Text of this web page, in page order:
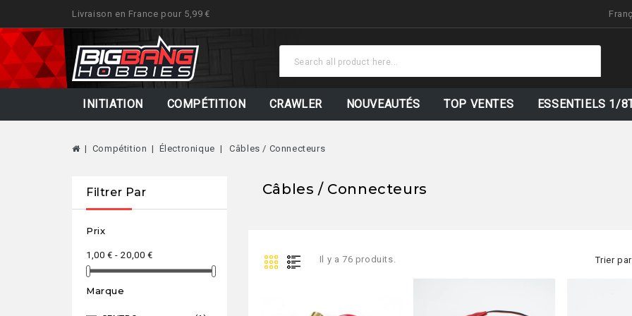
Livraison en France pour 5,99 €
Stock Mis À
INITIATION COMPÉTITION CRAWLER NOUVEAUTÉS TOP VENTES ESSENTIELS 1/
Compétition Électronique Câbles / Connecteurs
Filtrer Par
Prix
1,00 € - 20,00 €
Marque
Câbles / Connecteurs
Il y a 76 produits. Trier